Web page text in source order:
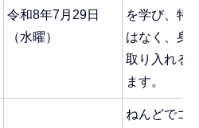
令和8年7月29日
（水曜）
を学び、特
はなく、身
取り入れる
ます。
ねんどでゴ